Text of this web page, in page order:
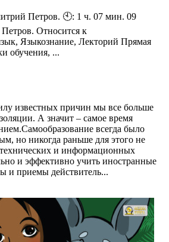
Петров. 🕙: 1 ч. 07 мин. 09
Относится к
Языкознание, Лекторий Прямая
обучения, ...
известных причин мы все больше
А значит – самое время
всегда было
но никогда раньше для этого не
технических и информационных
и эффективно учить иностранные
и приемы действитель...